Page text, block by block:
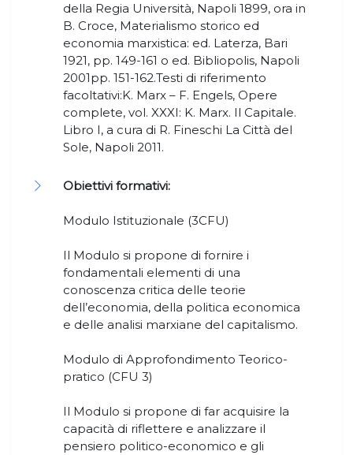
della Regia Università, Napoli 1899, ora in
B. Croce, Materialismo storico ed
economia marxistica: ed. Laterza, Bari
1921, pp. 149-161 o ed. Bibliopolis, Napoli
2001pp. 151-162.Testi di riferimento
facoltativi:K. Marx – F. Engels, Opere
complete, vol. XXXI: K. Marx. Il Capitale.
Libro I, a cura di R. Fineschi La Città del
Sole, Napoli 2011.
Obiettivi formativi:
Modulo Istituzionale (3CFU)
Il Modulo si propone di fornire i
fondamentali elementi di una
conoscenza critica delle teorie
dell’economia, della politica economica
e delle analisi marxiane del capitalismo.
Modulo di Approfondimento Teorico-
pratico (CFU 3)
Il Modulo si propone di far acquisire la
capacità di riflettere e analizzare il
pensiero politico-economico e gli